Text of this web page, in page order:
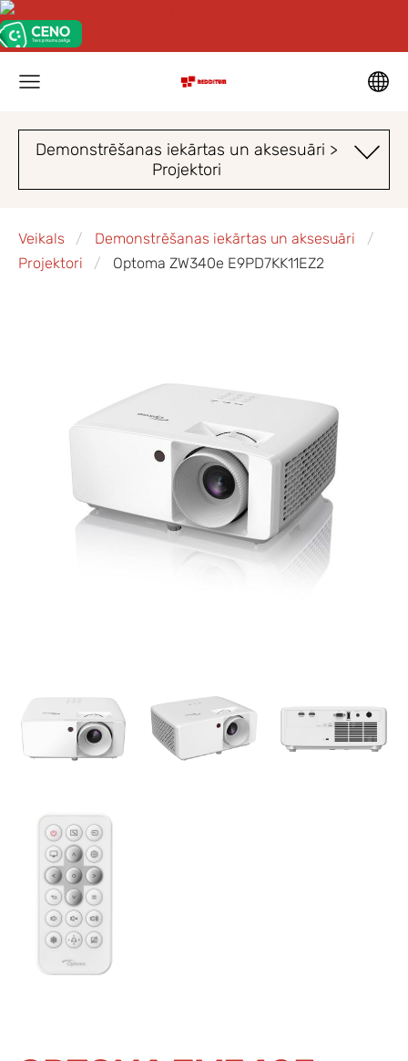
Demonstrēšanas iekārtas un aksesuāri >
Projektori
Veikals
Demonstrēšanas iekārtas un aksesuāri
Projektori
Optoma ZW340e E9PD7KK11EZ2